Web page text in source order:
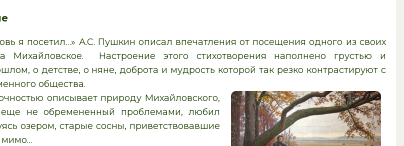
я посетил…» А.С. Пушкин описал впечатления от посещения одного из своих
Настроение этого стихотворения наполнено грустью и
о детстве, о няне, доброта и мудрость которой так резко контрастируют с
общества.
описывает природу Михайловского,
не обремененный проблемами, любил
озером, старые сосны, приветствовавшие
мимо…